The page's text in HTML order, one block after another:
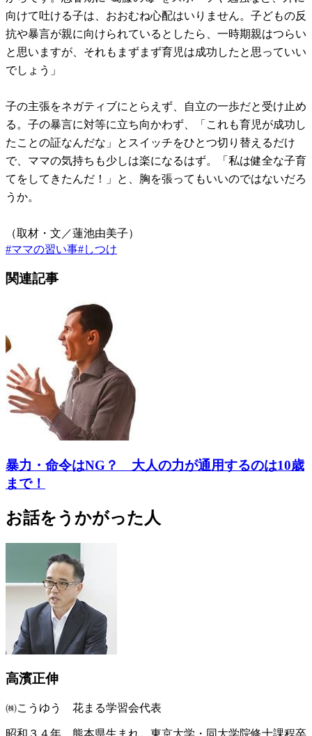
向けて吐ける子は、おおむね心配はいりません。子どもの反
抗や暴言が親に向けられているとしたら、一時期親はつらい
と思いますが、それもまずまず育児は成功したと思っていい
でしょう」
子の主張をネガティブにとらえず、自立の一歩だと受け止め
る。子の暴言に対等に立ち向かわず、「これも育児が成功し
たことの証なんだな」とスイッチをひとつ切り替えるだけ
で、ママの気持ちも少しは楽になるはず。「私は健全な子育
てをしてきたんだ！」と、胸を張ってもいいのではないだろ
うか。
（取材・文／蓮池由美子）
#ママの習い事#しつけ
関連記事
暴力・命令はNG？ 大人の力が通用するのは10歳
まで！
お話をうかがった人
高濱正伸
㈱こうゆう 花まる学習会代表
昭和３４年、熊本県生まれ。東京大学・同大学院修士課程卒